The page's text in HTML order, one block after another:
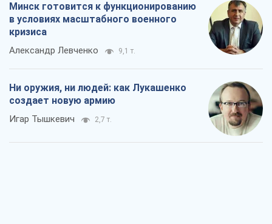
Минск готовится к функционированию
в условиях масштабного военного
кризиса
Александр Левченко 9,1 т.
Ни оружия, ни людей: как Лукашенко
создает новую армию
Игар Тышкевич 2,7 т.